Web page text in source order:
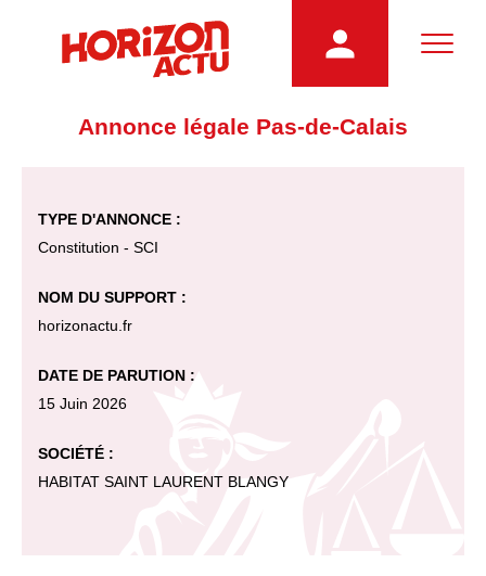
Annonce légale Pas-de-Calais
TYPE D'ANNONCE :
Constitution - SCI
NOM DU SUPPORT :
horizonactu.fr
DATE DE PARUTION :
15 Juin 2026
SOCIÉTÉ :
HABITAT SAINT LAURENT BLANGY